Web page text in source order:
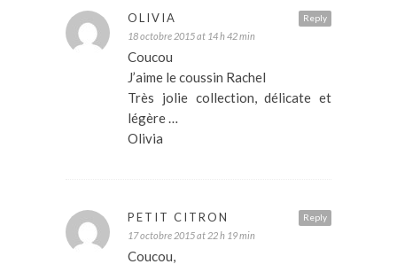
Reply
OLIVIA
18 octobre 2015 at 14 h 42 min
Coucou
J’aime le coussin Rachel
Très jolie collection, délicate et
légère …
Olivia
Reply
PETIT CITRON
17 octobre 2015 at 22 h 19 min
Coucou,